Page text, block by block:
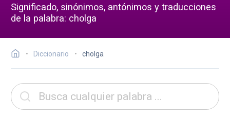
Significado, sinónimos, antónimos y traducciones
de la palabra: cholga
Diccionario cholga